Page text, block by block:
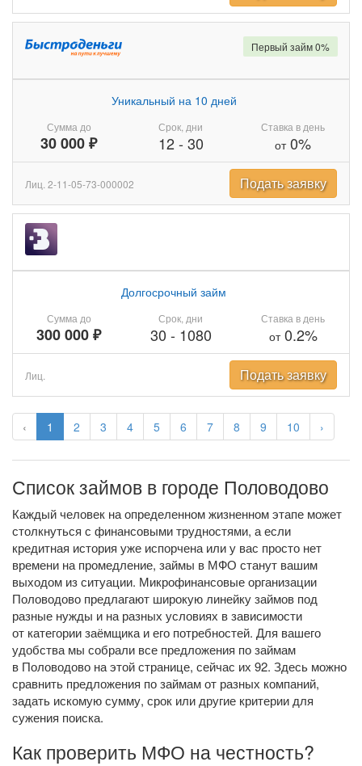
‹ 1 2 3 4 5 6 7 8 9 10 ›
Сумма до
30 000 ₽
Уникальный на 10 дней
Срок, дни
12- 30
Ставка в день
от0%
Первый займ 0%
Лиц. 2-11-05-73-000002 Подать заявку
Сумма до
300 000 ₽
Долгосрочный займ
Срок, дни
30 - 1080
Ставка в день
от0.2%
Лиц. Подать заявку
Список займов в городе Половодово
Каждый человек на определенном жизненном этапе может
столкнуться с финансовыми трудностями, а если
кредитная история уже испорчена или у вас просто нет
времени на промедление, займы в МФО станут вашим
выходом из ситуации. Микрофинансовые организации
Половодово предлагают широкую линейку займов под
разные нужды и на разных условиях в зависимости
от категории заёмщика и его потребностей. Для вашего
удобства мы собрали все предложения по займам
в Половодово на этой странице, сейчас их 92. Здесь можно
сравнить предложения по займам от разных компаний,
задать искомую сумму, срок или другие критерии для
сужения поиска.
Как проверить МФО на честность?